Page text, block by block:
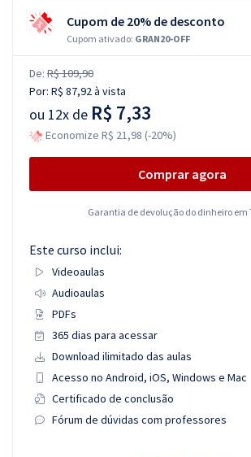
Cupom de 20% de desconto
Cupom ativado: GRAN20-OFF
De: R$ 109,90
Por: R$ 87,92à vista
ou 12x de R$ 7,33
Economize R$ 21,98 (-20%)
Comprar agora
Garantia de devolução do dinheiro em
Este curso inclui:
Videoaulas
Audioaulas
PDFs
365 dias para acessar
Download ilimitado das aulas
Acesso no Android, iOS, Windows e Mac
Certificado de conclusão
Fórum de dúvidas com professores